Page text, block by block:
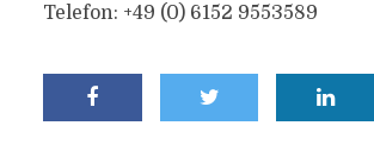
Telefon: +49 (0) 6152 9553589